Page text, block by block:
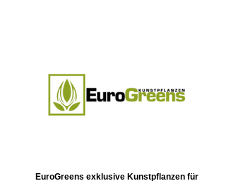
EuroGreens exklusive Kunstpflanzen für